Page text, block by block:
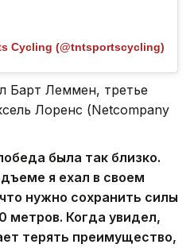
Cycling (@tntsportscycling)
Барт Леммен, третье
Лоренс (Netcompany
была так близко.
я ехал в своем
нужно сохранить силы
метров. Когда увидел,
терять преимущество,